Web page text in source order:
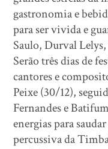
gastronomia e
para ser vivida e
Saulo, Durval
Serão três dias de
cantores e
Peixe (30/12),
Fernandes e
energias para
percussiva da